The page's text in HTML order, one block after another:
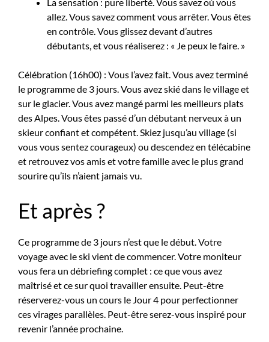
allez. Vous savez comment vous arrêter. Vous êtes
en contrôle. Vous glissez devant d’autres
débutants, et vous réaliserez : « Je peux le faire. »
Célébration (16h00) : Vous l’avez fait. Vous avez terminé
le programme de 3 jours. Vous avez skié dans le village et
sur le glacier. Vous avez mangé parmi les meilleurs plats
des Alpes. Vous êtes passé d’un débutant nerveux à un
skieur confiant et compétent. Skiez jusqu’au village (si
vous vous sentez courageux) ou descendez en télécabine
et retrouvez vos amis et votre famille avec le plus grand
sourire qu’ils n’aient jamais vu.
Et après ?
Ce programme de 3 jours n’est que le début. Votre
voyage avec le ski vient de commencer. Votre moniteur
vous fera un débriefing complet : ce que vous avez
maîtrisé et ce sur quoi travailler ensuite. Peut-être
réserverez-vous un cours le Jour 4 pour perfectionner
ces virages parallèles. Peut-être serez-vous inspiré pour
revenir l’année prochaine.